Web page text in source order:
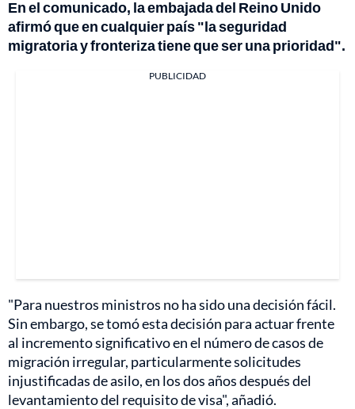
En el comunicado, la embajada del Reino Unido
afirmó que en cualquier país "la seguridad
migratoria y fronteriza tiene que ser una prioridad".
PUBLICIDAD
"Para nuestros ministros no ha sido una decisión fácil.
Sin embargo, se tomó esta decisión para actuar frente
al incremento significativo en el número de casos de
migración irregular, particularmente solicitudes
injustificadas de asilo, en los dos años después del
levantamiento del requisito de visa", añadió.